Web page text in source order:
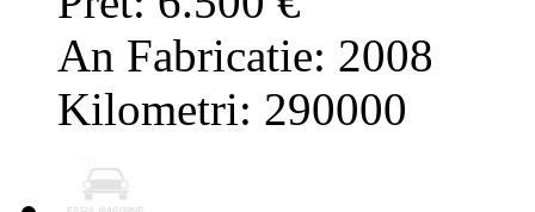
An Fabricatie: 2008
Kilometri: 290000